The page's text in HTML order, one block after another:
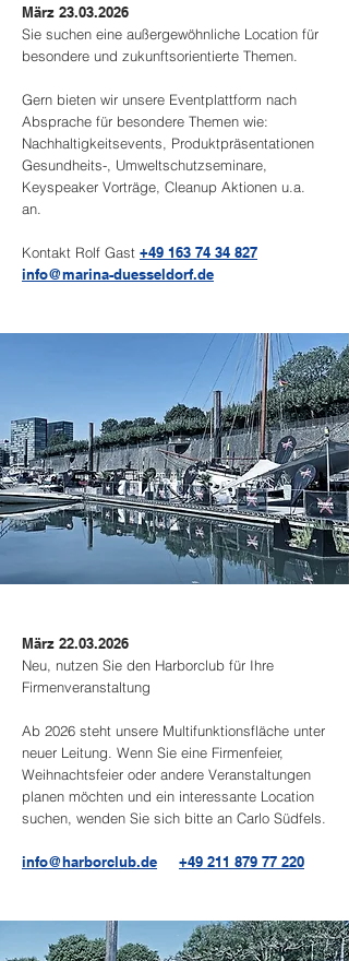
März 23.03.2026
Sie suchen eine außergewöhnliche Location für
besondere und zukunftsorientierte Themen.
Gern bieten wir unsere Eventplattform nach
Absprache für besondere Themen wie:
Nachhaltigkeitsevents, Produktpräsentationen
Gesundheits-, Umweltschutzseminare,
Keyspeaker Vorträge, Cleanup Aktionen u.a.
an.
​Kontakt Rolf Gast +49 163 74 34 827
info@marina-duesseldorf.de
März 22.03.2026
Neu, nutzen Sie den Harborclub für Ihre
Firmenveranstaltung
Ab 2026 steht unsere Multifunktionsfläche unter
neuer Leitung. Wenn Sie eine Firmenfeier,
Weihnachtsfeier oder andere Veranstaltungen
planen möchten und ein interessante Location
suchen, wenden Sie sich bitte an Carlo Südfels.
info@harborclub.de +49 211 879 77 220